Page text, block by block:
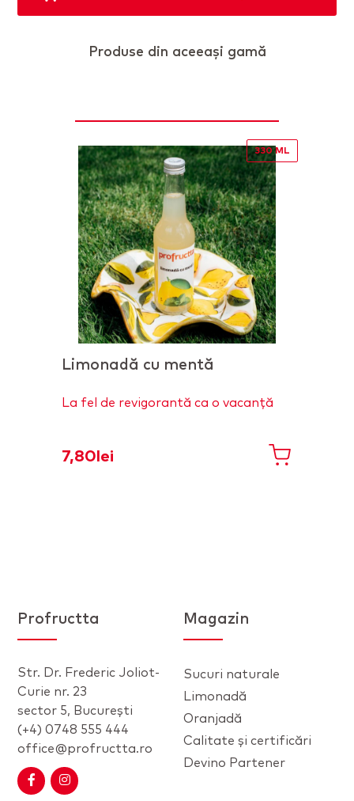
Produse din aceeași gamă
330 ML
Limonadă cu mentă
La fel de revigorantă ca o vacanță
7,80 lei
Profructta
Str. Dr. Frederic Joliot-
Curie nr. 23
sector 5, București
(+4) 0748 555 444
office@profructta.ro
Magazin
Sucuri naturale
Limonadă
Oranjadă
Calitate și certificări
Devino Partener